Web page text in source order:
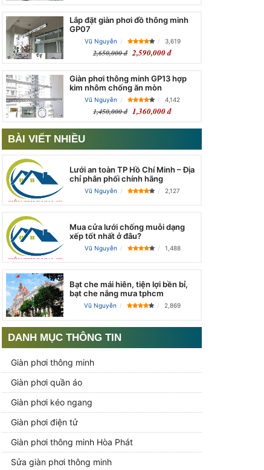
Lắp đặt giàn phơi đồ thông minh
GP07
Vũ Nguyễn 3,619
2,650,000 đ 2,590,000 đ
Giàn phơi thông minh GP13 hợp
kim nhôm chống ăn mòn
Vũ Nguyễn 4,142
1,450,000 đ 1,360,000 đ
BÀI VIẾT NHIỀU
Lưới an toàn TP Hồ Chí Minh – Địa
chỉ phân phối chính hãng
Vũ Nguyễn 2,127
Mua cửa lưới chống muỗi dạng
xếp tốt nhất ở đâu?
Vũ Nguyễn 1,488
Bạt che mái hiên, tiện lợi bền bỉ,
bạt che nắng mưa tphcm
Vũ Nguyễn 2,869
DANH MỤC THÔNG TIN
Giàn phơi thông minh
Giàn phơi quần áo
Giàn phơi kéo ngang
Giàn phơi điện tử
Giàn phơi thông minh Hòa Phát
Sửa giàn phơi thông minh